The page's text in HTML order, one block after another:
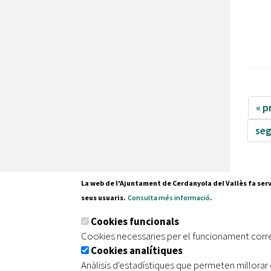
«
Tel.
La web de l'Ajuntament de Cerdanyola del Vallès fa
seus usuaris. Consulta més informació.
Cookies funcionals
Cookies necessaries per el funcionament
Cookies analítiques
Anàlisis d'estadístiques que permeten